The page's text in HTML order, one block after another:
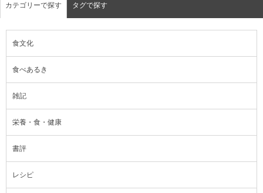
カテゴリーで探す タグで探す
食文化
食べあるき
雑記
栄養・食・健康
書評
レシピ